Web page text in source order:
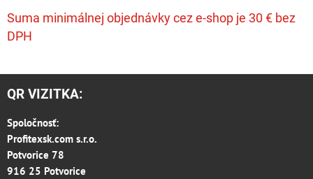
Suma minimálnej objednávky cez e-shop je 30 € bez
DPH
QR VIZITKA:
Spoločnosť:
Profitexsk.com s.r.o.
Potvorice 78
916 25 Potvorice